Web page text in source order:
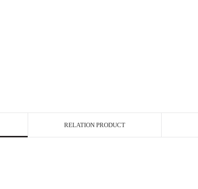
RELATION PRODUCT